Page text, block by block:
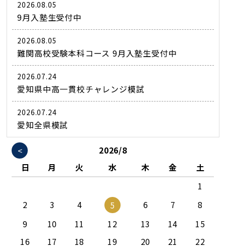
2026.08.05
9月入塾生受付中
2026.08.05
難関高校受験本科コース 9月入塾生受付中
2026.07.24
愛知県中高一貫校チャレンジ模試
2026.07.24
愛知全県模試
<
2026/8
日
月 火 水 木 金
土
1
2
3 4 5 6 7
8
9
10 11 12 13 14
15
16
17 18 19 20 21
22